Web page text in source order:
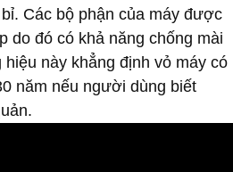
Các bộ phận của máy được
do đó có khả năng chống mài
này khẳng định vỏ máy có
năm nếu người dùng biết